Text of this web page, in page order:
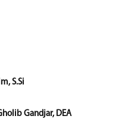
S.Si
Gandjar, DEA